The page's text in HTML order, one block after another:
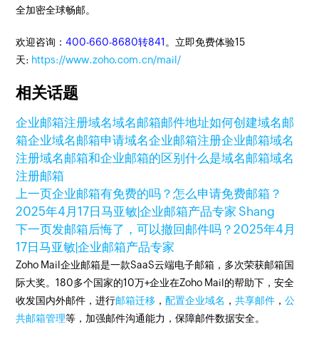
全加密全球畅邮。
欢迎咨询：400-660-8680转841 。立即免费体验15
天: https://www.zoho.com.cn/mail/
相关话题
企业邮箱注册域名域名邮箱邮件地址如何创建域名邮
箱企业域名邮箱申请域名企业邮箱注册企业邮箱域名
注册域名邮箱和企业邮箱的区别什么是域名邮箱域名
注册邮箱
上一页企业邮箱有免费的吗？怎么申请免费邮箱？
2025年4月17日马亚敏|企业邮箱产品专家 Shang
下一页发邮箱后悔了，可以撤回邮件吗？2025年4月
17日马亚敏|企业邮箱产品专家
Zoho Mail企业邮箱是一款SaaS云端电子邮箱，多次荣获邮箱国
际大奖。180多个国家的10万+企业在Zoho Mail的帮助下，安全
收发国内外邮件，进行邮箱迁移 ，配置企业域名 ，共享邮件 ，公
共邮箱管理等，加强邮件沟通能力，保障邮件数据安全。